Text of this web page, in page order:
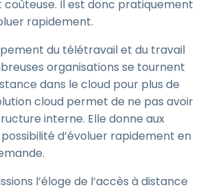
Il est donc pratiquement
rapidement.
du télétravail et du travail
organisations se tournent
dans le cloud pour plus de
cloud permet de ne pas avoir
interne. Elle donne aux
d’évoluer rapidement en
l’éloge de l’accès à distance